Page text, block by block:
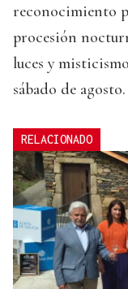
reconocimiento
procesión
luces y
sábado de agosto.
RELACIONADO